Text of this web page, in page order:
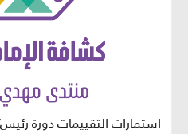
استمارات التقييمات دورة